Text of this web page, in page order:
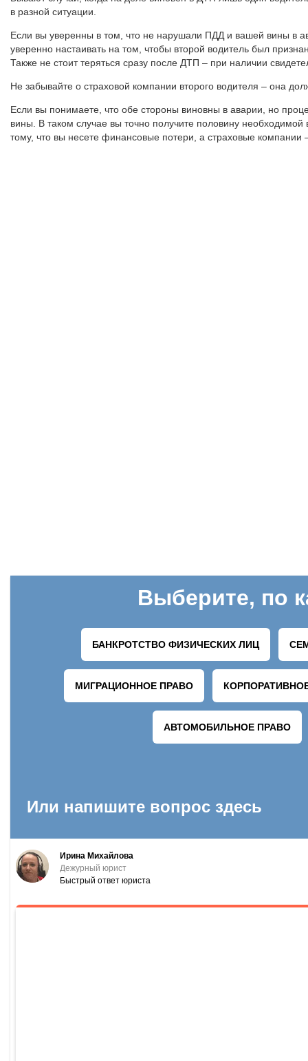
в разной ситуации.
Если вы уверенны в том, что не нарушали ПДД и вашей вины в
уверенно настаивать на том, чтобы второй водитель был
Также не стоит теряться сразу после ДТП – при наличии
Не забывайте о страховой компании второго водителя – она
Если вы понимаете, что обе стороны виновны в аварии, но
вины. В таком случае вы точно получите половину
тому, что вы несете финансовые потери, а страховые компании